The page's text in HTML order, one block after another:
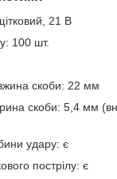
21 В
100 шт.
скоби: 22 мм
скоби: 5,4 мм
удару: є
пострілу: є